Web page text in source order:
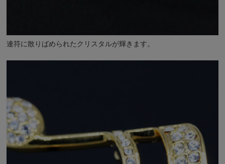
連符に散りばめられたクリスタルが輝きます。